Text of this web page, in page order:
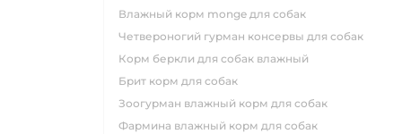
влажный корм monge для собак
четвероногий гурман консервы для собак
корм беркли для собак влажный
брит корм для собак
зоогурман влажный корм для собак
фармина влажный корм для собак